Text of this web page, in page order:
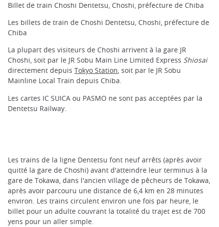
Billet de train Choshi Dentetsu, Choshi, préfecture de Chiba
Les billets de train de Choshi Dentetsu, Choshi, préfecture de
Chiba
La plupart des visiteurs de Choshi arrivent à la gare JR
Choshi, soit par le JR Sobu Main Line Limited Express Shiosai
directement depuis Tokyo Station, soit par le JR Sobu
Mainline Local Train depuis Chiba.
Les cartes IC SUICA ou PASMO ne sont pas acceptées par la
Dentetsu Railway.
Les trains de la ligne Dentetsu font neuf arrêts (après avoir
quitté la gare de Choshi) avant d'atteindre leur terminus à la
gare de Tokawa, dans l'ancien village de pêcheurs de Tokawa,
après avoir parcouru une distance de 6,4 km en 28 minutes
environ. Les trains circulent environ une fois par heure, le
billet pour un adulte couvrant la totalité du trajet est de 700
yens pour un aller simple.